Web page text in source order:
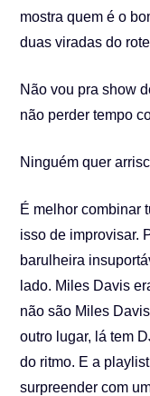
mostra quem é o
duas viradas do
Não vou pra show
não perder tempo
Ninguém quer
É melhor combinar
isso de improvisar.
barulheira
lado. Miles Davis
não são Miles
outro lugar, lá tem
do ritmo. E a
surpreender com